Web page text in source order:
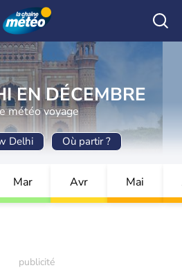
EN DÉCEMBRE
météo voyage
Delhi Où partir ?
Mar Avr Mai